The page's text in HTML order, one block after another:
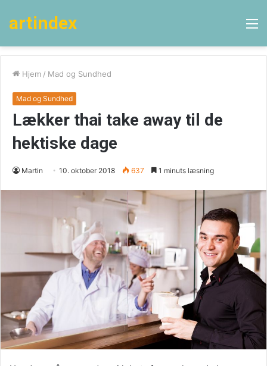
artindex
Hjem / Mad og Sundhed
Mad og Sundhed
Lækker thai take away til de
hektiske dage
Martin 10. oktober 2018 637 1 minuts læsning